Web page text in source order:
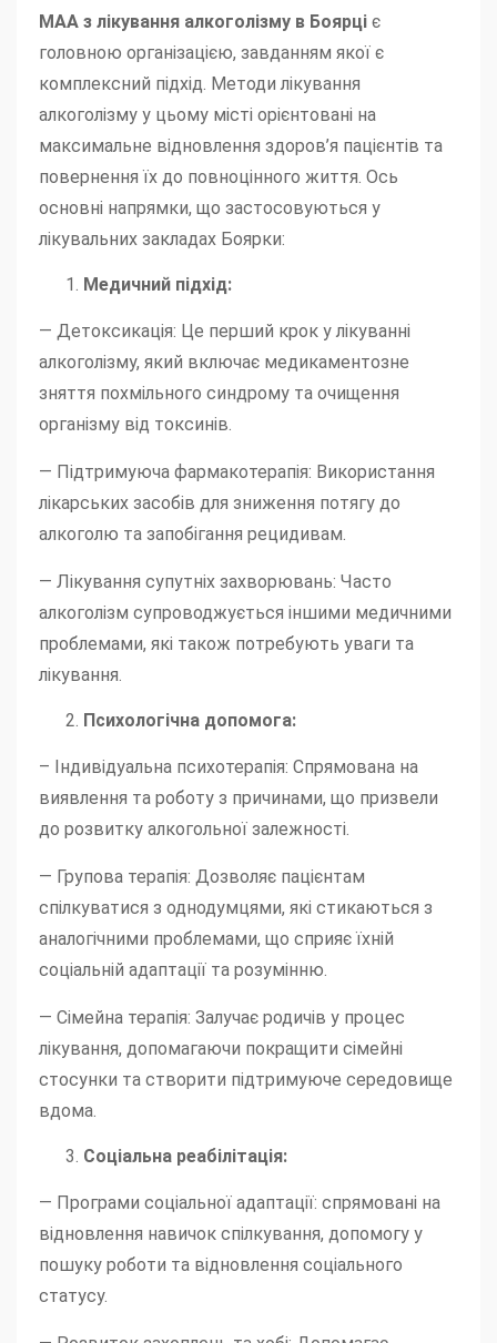
МАА з лікування алкоголізму в Боярці є
головною організацією, завданням якої є
комплексний підхід. Методи лікування
алкоголізму у цьому місті орієнтовані на
максимальне відновлення здоров’я пацієнтів та
повернення їх до повноцінного життя. Ось
основні напрямки, що застосовуються у
лікувальних закладах Боярки:
Медичний підхід:
— Детоксикація: Це перший крок у лікуванні
алкоголізму, який включає медикаментозне
зняття похмільного синдрому та очищення
організму від токсинів.
— Підтримуюча фармакотерапія: Використання
лікарських засобів для зниження потягу до
алкоголю та запобігання рецидивам.
— Лікування супутніх захворювань: Часто
алкоголізм супроводжується іншими медичними
проблемами, які також потребують уваги та
лікування.
Психологічна допомога:
– Індивідуальна психотерапія: Спрямована на
виявлення та роботу з причинами, що призвели
до розвитку алкогольної залежності.
— Групова терапія: Дозволяє пацієнтам
спілкуватися з однодумцями, які стикаються з
аналогічними проблемами, що сприяє їхній
соціальній адаптації та розумінню.
— Сімейна терапія: Залучає родичів у процес
лікування, допомагаючи покращити сімейні
стосунки та створити підтримуюче середовище
вдома.
Соціальна реабілітація:
— Програми соціальної адаптації: спрямовані на
відновлення навичок спілкування, допомогу у
пошуку роботи та відновлення соціального
статусу.